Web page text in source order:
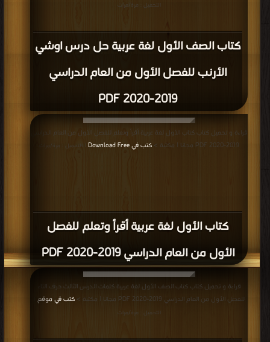
كتاب الصف الأول لغة عربية حل درس اوشي
الأرنب للفصل الأول من العام الدراسي
2019-2020 PDF
التحميل : مرة/مرات
كتاب الأول لغة عربية أقرأ وتعلم للفصل
الأول من العام الدراسي 2019-2020 PDF
قراءة و تحميل كتاب كتاب الأول لغة عربية أقرأ وتعلم للفصل الأول من العام الدراسي
2019-2020 PDF مجانا | مكتبة >
كتب في Download Free | التحميل : مرة/مرات
قراءة و تحميل كتاب كتاب الصف الأول لغة عربية كلمات الدرس الثالث حرف التاء
للفصل الأول من العام الدراسي 2019-2020 PDF مجانا | مكتبة >
كتب في موقع
التحميل : مرة/مرات